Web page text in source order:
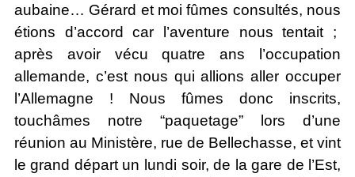
aubaine… Gérard et moi fûmes consultés, nous
étions d’accord car l’aventure nous tentait ;
après avoir vécu quatre ans l’occupation
allemande, c’est nous qui allions aller occuper
l’Allemagne ! Nous fûmes donc inscrits,
touchâmes notre “paquetage” lors d’une
réunion au Ministère, rue de Bellechasse, et vint
le grand départ un lundi soir, de la gare de l’Est,